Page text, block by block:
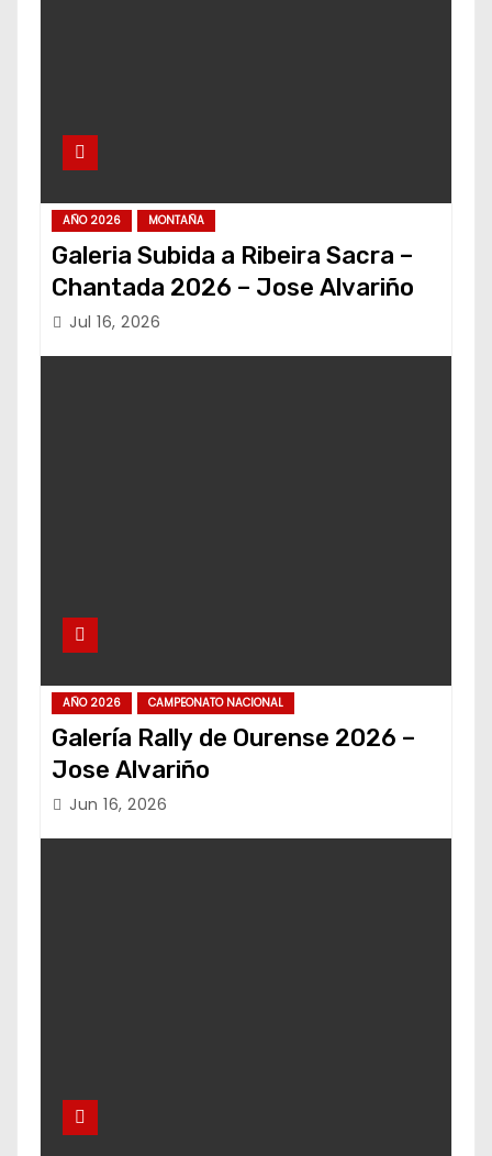
AÑO 2026 MONTAÑA
Galeria Subida a Ribeira Sacra –
Chantada 2026 – Jose Alvariño
Jul 16, 2026
AÑO 2026 CAMPEONATO NACIONAL
Galería Rally de Ourense 2026 –
Jose Alvariño
Jun 16, 2026